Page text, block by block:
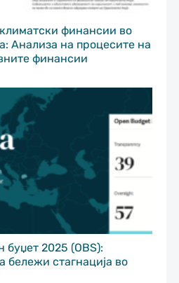
финансии во
Анализа на процесите на
финансии
буџет 2025 (OBS):
бележи стагнација во